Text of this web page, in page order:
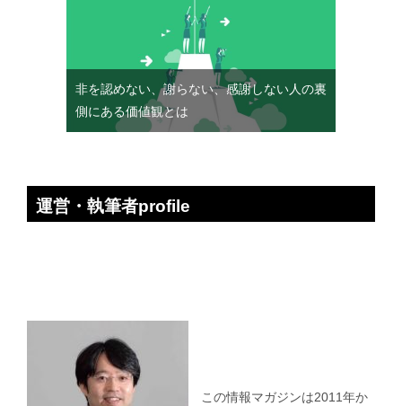
非を認めない、謝らない、感謝しない人の裏
側にある価値観とは
運営・執筆者profile
この情報マガジンは2011年か